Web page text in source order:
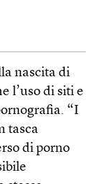
nascita di
l’uso di siti e
“I
tasca
di porno